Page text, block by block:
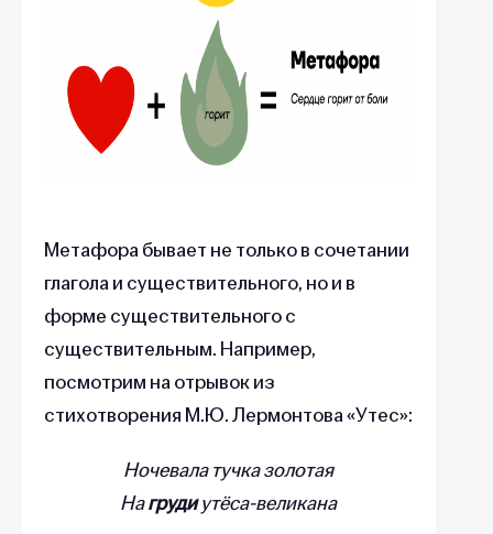
Метафора бывает не только в сочетании
глагола и существительного, но и в
форме существительного с
существительным. Например,
посмотрим на отрывок из
стихотворения М.Ю. Лермонтова «Утес»:
Ночевала тучка золотая
Нагрудиутёса-великана